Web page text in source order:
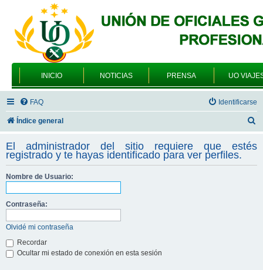
INICIO NOTICIAS PRENSA UO
FAQ Identificarse
Índice general
s
c
El administrador del sitio requiere que estés
registrado y te hayas identificado para ver perfiles.
Nombre de Usuario:
Contraseña:
Olvidé mi contraseña
Recordar
Ocultar mi estado de conexión en esta sesión